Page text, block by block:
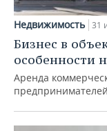
Недвижимость 31
Бизнес в
особенности
Аренда
предпринимателей